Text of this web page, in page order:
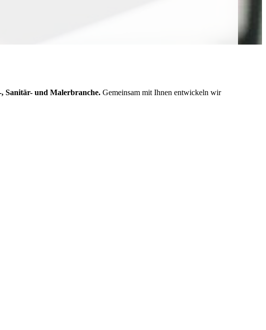
Sanitär- und Malerbranche. Gemeinsam mit Ihnen entwickeln wir